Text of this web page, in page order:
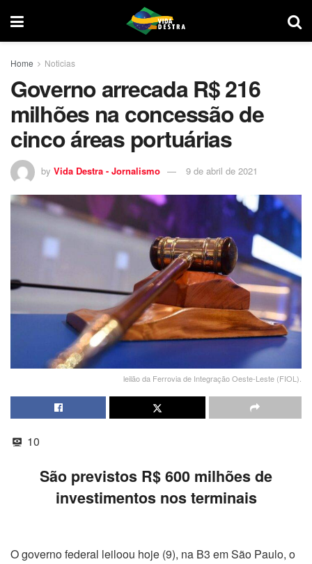
Home Noticias
Governo arrecada R$ 216
milhões na concessão de
cinco áreas portuárias
by Vida Destra - Jornalismo 9 de abril de 2021
leilão da Ferrovia de Integração Oeste-Leste (FIOL).
10
São previstos R$ 600 milhões de
investimentos nos terminais
O governo federal leiloou hoje (9), na B3 em São Paulo, o